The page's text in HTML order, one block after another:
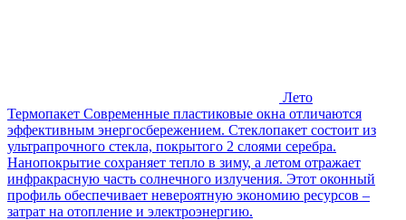
Лето
Термопакет Современные пластиковые окна отличаются
эффективным энергосбережением. Стеклопакет состоит из
ультрапрочного стекла, покрытого 2 слоями серебра.
Нанопокрытие сохраняет тепло в зиму, а летом отражает
инфракрасную часть солнечного излучения. Этот оконный
профиль обеспечивает невероятную экономию ресурсов –
затрат на отопление и электроэнергию.